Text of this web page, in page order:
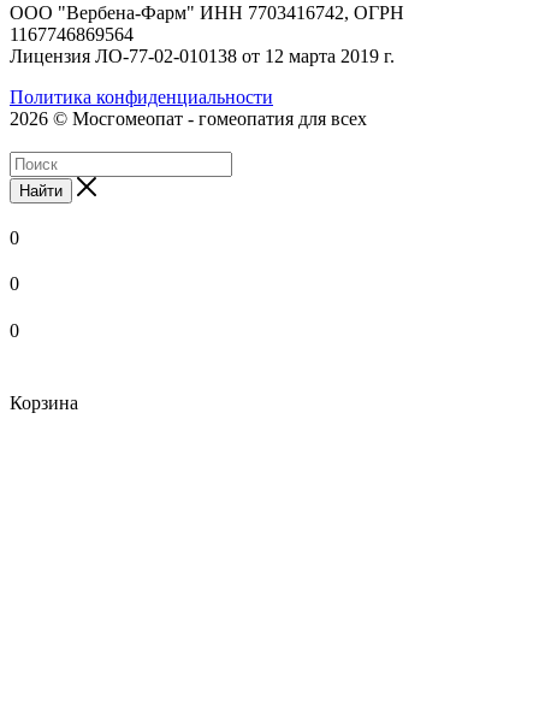
ООО "Вербена-Фарм" ИНН 7703416742, ОГРН
1167746869564
Лицензия ЛО-77-02-010138 от 12 марта 2019 г.
Политика конфиденциальности
2026 © Мосгомеопат - гомеопатия для всех
Найти
0
0
0
Корзина